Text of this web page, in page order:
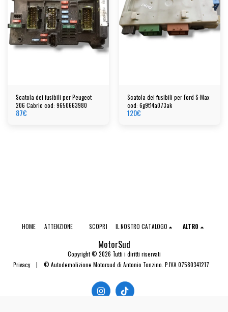
Scatola dei fusibili per Peugeot
206 Cabrio cod: 9650663980
87€
Scatola dei fusibili per Ford S-Max
cod: 6g9t14a073ak
120€
MotorSud
Copyright © 2026 Tutti i diritti riservati
Privacy| © Autodemolizione Motorsud di Antonio Tonzino. P.IVA 07580341217
HOME ATTENZIONE SCOPRI IL NOSTRO CATALOGO ALTRO